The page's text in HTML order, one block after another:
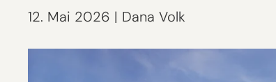
12. Mai 2026 | Dana Volk